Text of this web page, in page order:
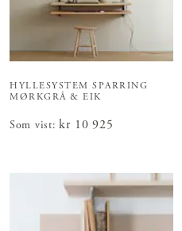
HYLLESYSTEM SPARRING
MØRKGRÅ & EIK
Som vist: Pris: kr 10 925
kr 10 925